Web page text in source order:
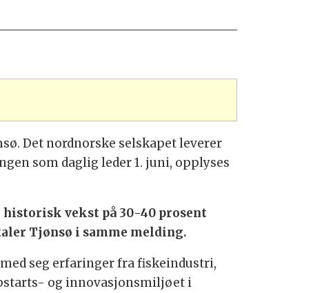
Det nordnorske selskapet leverer
som daglig leder 1. juni, opplyses
vekst på 30-40 prosent
Tjønsø i samme melding.
seg erfaringer fra fiskeindustri,
og innovasjonsmiljøet i